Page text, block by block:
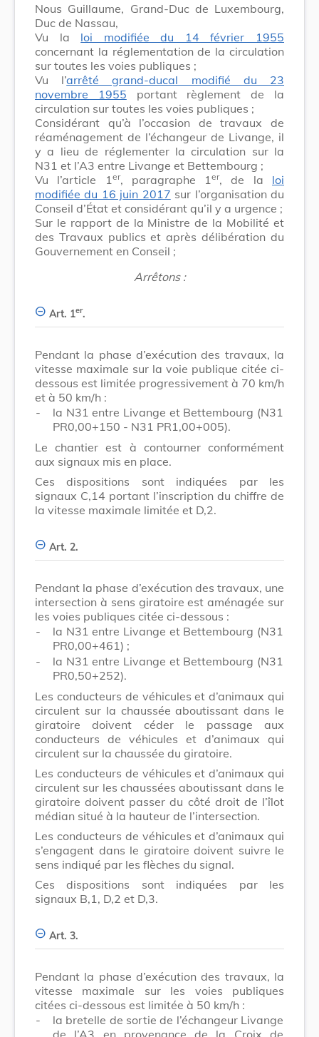
Nous Guillaume, Grand-Duc de Luxembourg,
Duc de Nassau,
Vu la loi modifiée du 14 février 1955
concernant la réglementation de la circulation
sur toutes les voies publiques ;
Vu l’arrêté grand-ducal modifié du 23
novembre 1955 portant règlement de la
circulation sur toutes les voies publiques ;
Considérant qu’à l’occasion de travaux de
réaménagement de l’échangeur de Livange, il
y a lieu de réglementer la circulation sur la
N31 et l’A3 entre Livange et Bettembourg ;
Vu l’article 1 er, paragraphe 1er, de la loi
modifiée du 16 juin 2017 sur l’organisation du
Conseil d’État et considérant qu’il y a urgence ;
Sur le rapport de la Ministre de la Mobilité et
des Travaux publics et après délibération du
Gouvernement en Conseil ;
Arrêtons :
Art. 1er.
Pendant la phase d’exécution des travaux, la
vitesse maximale sur la voie publique citée ci-
dessous est limitée progressivement à 70 km/h
et à 50 km/h :
-
la N31 entre Livange et Bettembourg (N31
PR0,00+150 - N31 PR1,00+005).
Le chantier est à contourner conformément
aux signaux mis en place.
Ces dispositions sont indiquées par les
signaux C,14 portant l’inscription du chiffre de
la vitesse maximale limitée et D,2.
Art. 2.
Pendant la phase d’exécution des travaux, une
intersection à sens giratoire est aménagée sur
les voies publiques citée ci-dessous :
-
la N31 entre Livange et Bettembourg (N31
PR0,00+461) ;
-
la N31 entre Livange et Bettembourg (N31
PR0,50+252).
Les conducteurs de véhicules et d’animaux qui
circulent sur la chaussée aboutissant dans le
giratoire doivent céder le passage aux
conducteurs de véhicules et d’animaux qui
circulent sur la chaussée du giratoire.
Les conducteurs de véhicules et d’animaux qui
circulent sur les chaussées aboutissant dans le
giratoire doivent passer du côté droit de l’îlot
médian situé à la hauteur de l’intersection.
Les conducteurs de véhicules et d’animaux qui
s’engagent dans le giratoire doivent suivre le
sens indiqué par les flèches du signal.
Ces dispositions sont indiquées par les
signaux B,1, D,2 et D,3.
Art. 3.
Pendant la phase d’exécution des travaux, la
vitesse maximale sur les voies publiques
citées ci-dessous est limitée à 50 km/h :
-
la bretelle de sortie de l’échangeur Livange
de l’A3 en provenance de la Croix de